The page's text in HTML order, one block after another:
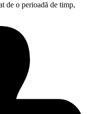
de o perioadă de timp,